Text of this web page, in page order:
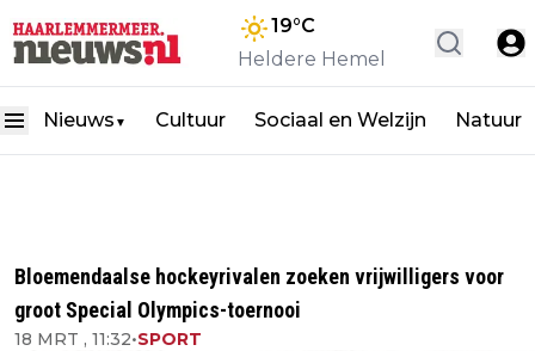
19°C
Heldere Hemel
Nieuws ▼ Cultuur Sociaal en Welzijn Natuur
Bloemendaalse hockeyrivalen zoeken vrijwilligers voor
groot Special Olympics-toernooi
18 MRT , 11:32•SPORT